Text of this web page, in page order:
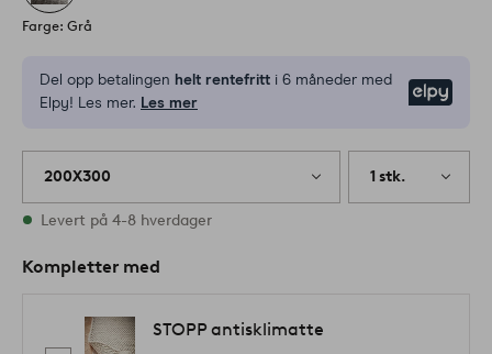
Farge: Grå
Del opp betalingen helt rentefritt i 6 måneder med
Elpy! Les mer. Les mer
200X300 1 stk.
På lager
Levert på 4-8 hverdager
Kompletter med
STOPP antisklimatte